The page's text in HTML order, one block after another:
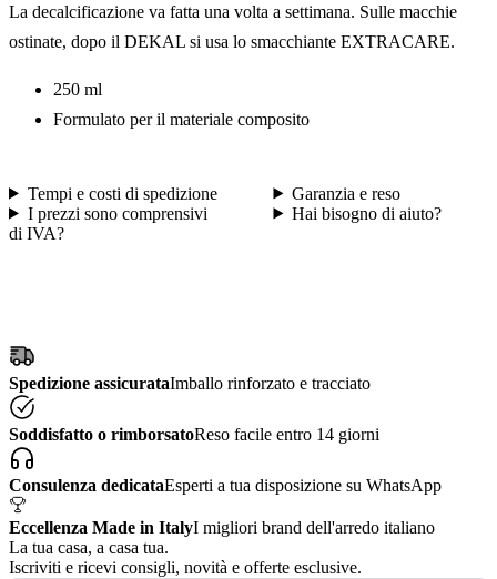
La decalcificazione va fatta una volta a settimana. Sulle macchie
ostinate, dopo il DEKAL si usa lo smacchiante EXTRACARE.
250 ml
Formulato per il materiale composito
Tempi e costi di spedizione
Garanzia e reso
I prezzi sono comprensivi
di IVA?
Hai bisogno di aiuto?
Spedizione assicurataImballo rinforzato e tracciato
Soddisfatto o rimborsatoReso facile entro 14 giorni
Consulenza dedicataEsperti a tua disposizione su WhatsApp
Eccellenza Made in ItalyI migliori brand dell'arredo italiano
La tua casa, a casa tua.
Iscriviti e ricevi consigli, novità e offerte esclusive.